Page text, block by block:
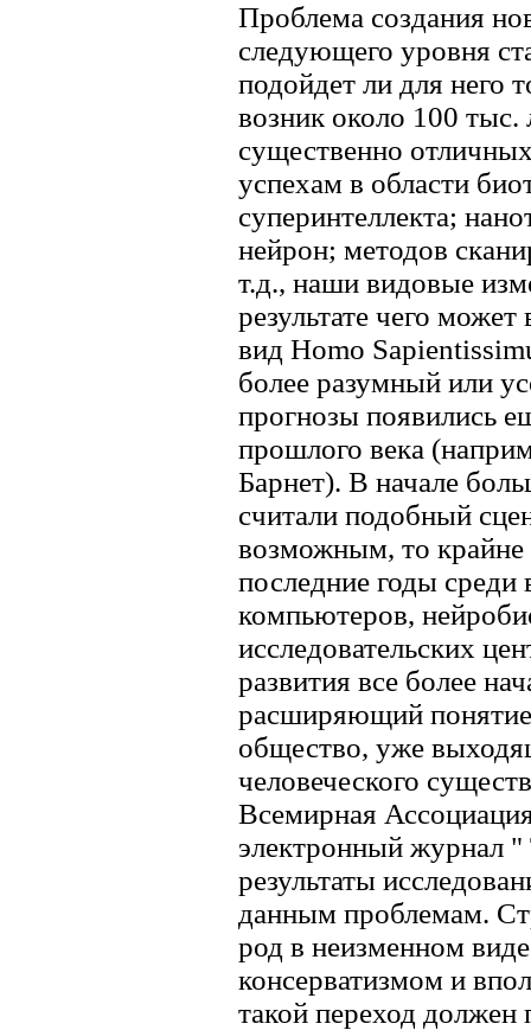
Проблема создания
следующего уровня
подойдет ли для него
возник около 100 тыс.
существенно
успехам в области
суперинтеллекта;
нейрон; методов
т.д., наши видовые
результате чего
вид Homo
более разумный или
прогнозы появились
прошлого века
Барнет). В начале
считали подобный
возможным, то
последние годы
компьютеров,
исследовательских
развития все более
расширяющий понятие
общество, уже
человеческого
Всемирная
электронный журнал
результаты
данным проблемам.
род в неизменном
консерватизмом и
такой переход должен